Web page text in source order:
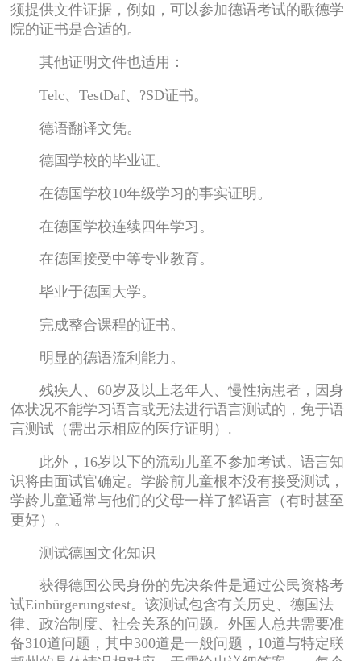
须提供文件证据，例如，可以参加德语考试的歌德学
院的证书是合适的。
其他证明文件也适用：
Telc、TestDaf、?SD证书。
德语翻译文凭。
德国学校的毕业证。
在德国学校10年级学习的事实证明。
在德国学校连续四年学习。
在德国接受中等专业教育。
毕业于德国大学。
完成整合课程的证书。
明显的德语流利能力。
残疾人、60岁及以上老年人、慢性病患者，因身
体状况不能学习语言或无法进行语言测试的，免于语
言测试（需出示相应的医疗证明）.
此外，16岁以下的流动儿童不参加考试。语言知
识将由面试官确定。学龄前儿童根本没有接受测试，
学龄儿童通常与他们的父母一样了解语言（有时甚至
更好）。
测试德国文化知识
获得德国公民身份的先决条件是通过公民资格考
试Einbürgerungstest。该测试包含有关历史、德国法
律、政治制度、社会关系的问题。外国人总共需要准
备310道问题，其中300道是一般问题，10道与特定联